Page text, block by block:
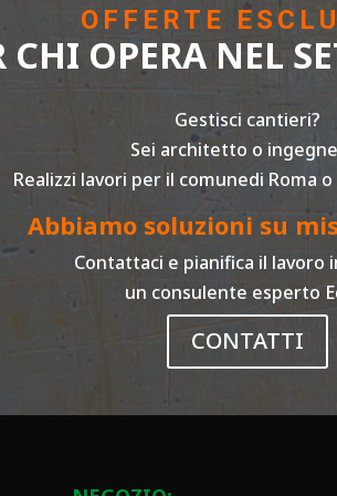
OFFERTE
CHI OPERA NEL
Gestisci cantieri?
Sei architetto o
Realizzi lavori per il comunedi Roma o
Abbiamo soluzioni su
Contattaci e pianifica il lavoro
un consulente esperto
CONTATTI